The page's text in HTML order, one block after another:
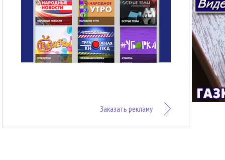
Заказать рекламу